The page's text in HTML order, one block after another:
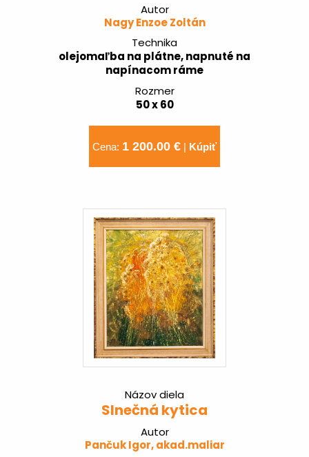
Autor
Nagy Enzoe Zoltán
Technika
olejomaľba na plátne, napnuté na
napínacom ráme
Rozmer
50 x 60
Cena: 1 200.00 € | Kúpiť
Názov diela
Slnečná kytica
Autor
Pančuk Igor, akad.maliar